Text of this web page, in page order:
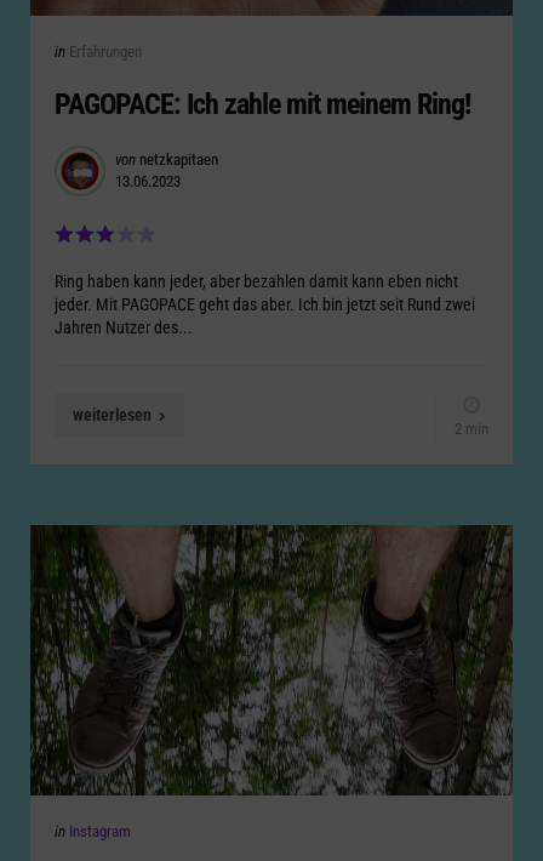
Categories
Posted
in Erfahrungen
PAGOPACE: Ich zahle mit meinem Ring!
Posted
by
von netzkapitaen
13.06.2023
Ring haben kann jeder, aber bezahlen damit kann eben nicht
jeder. Mit PAGOPACE geht das aber. Ich bin jetzt seit Rund zwei
Jahren Nutzer des...
weiterlesen
2 min
Categories
Posted
in Instagram